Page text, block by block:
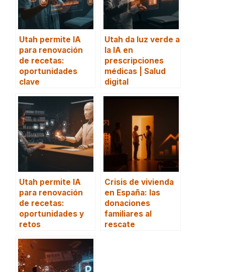
Utah permite IA
para renovación
de recetas:
oportunidades
clave
Utah da luz verde a
la IA en
prescripciones
médicas | Salud
digital
Utah permite IA
para renovación
de recetas:
oportunidades y
retos
Crisis de vivienda
en España: las
donaciones
familiares al
rescate